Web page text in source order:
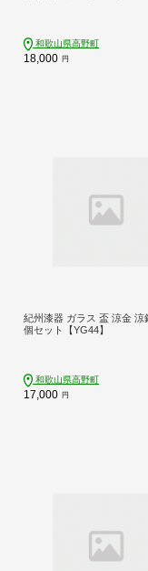
和歌山県高野町
18,000 円
紀州漆器 ガラス 盃 涼金 涼
個セット【YG44】
和歌山県高野町
17,000 円